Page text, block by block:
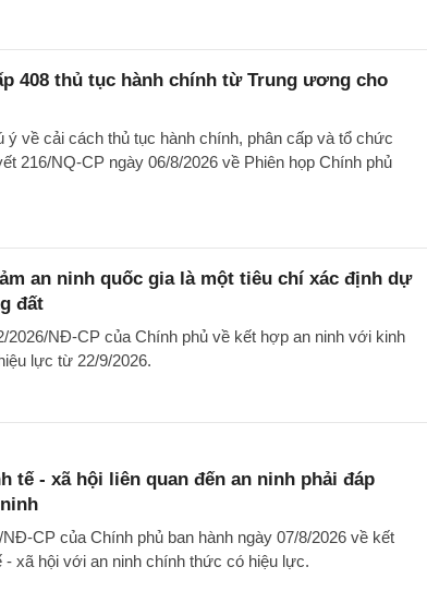
408 thủ tục hành chính từ Trung ương cho
về cải cách thủ tục hành chính, phân cấp và tổ chức
216/NQ-CP ngày 06/8/2026 về Phiên họp Chính phủ
an ninh quốc gia là một tiêu chí xác định dự
đất
2026/NĐ-CP của Chính phủ về kết hợp an ninh với kinh
lực từ 22/9/2026.
tế - xã hội liên quan đến an ninh phải đáp
CP của Chính phủ ban hành ngày 07/8/2026 về kết
xã hội với an ninh chính thức có hiệu lực.